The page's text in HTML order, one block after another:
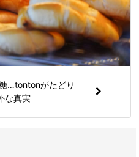
…tontonがたどり
な真実